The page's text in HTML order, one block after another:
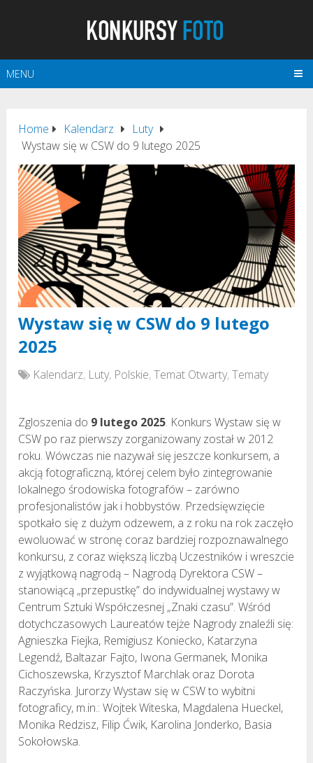
MENU
Home Kalendarz
Luty
Wystaw się w CSW do 9 lutego 2025
Wystaw się w CSW do 9 lutego
2025
Kalendarz, Luty, Polskie,Temat Otwarty,Tematy
Zgloszenia do 9 lutego 2025. Konkurs Wystaw się w
CSW po raz pierwszy zorganizowany został w 2012
roku. Wówczas nie nazywał się jeszcze konkursem, a
akcją fotograficzną, której celem było zintegrowanie
lokalnego środowiska fotografów – zarówno
profesjonalistów jak i hobbystów. Przedsięwzięcie
spotkało się z dużym odzewem, a z roku na rok zaczęło
ewoluować w stronę coraz bardziej rozpoznawalnego
konkursu, z coraz większą liczbą Uczestników i wreszcie
z wyjątkową nagrodą – Nagrodą Dyrektora CSW –
stanowiącą „przepustkę” do indywidualnej wystawy w
Centrum Sztuki Współczesnej „Znaki czasu”. Wśród
dotychczasowych Laureatów tejże Nagrody znaleźli się:
Agnieszka Fiejka, Remigiusz Koniecko, Katarzyna
Legendź, Baltazar Fajto, Iwona Germanek, Monika
Cichoszewska, Krzysztof Marchlak oraz Dorota
Raczyńska. Jurorzy Wystaw się w CSW to wybitni
fotograficy, m.in.: Wojtek Witeska, Magdalena Hueckel,
Monika Redzisz, Filip Ćwik, Karolina Jonderko, Basia
Sokołowska.